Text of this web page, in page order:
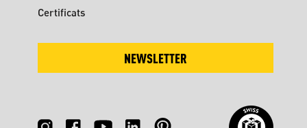
Certificats
NEWSLETTER